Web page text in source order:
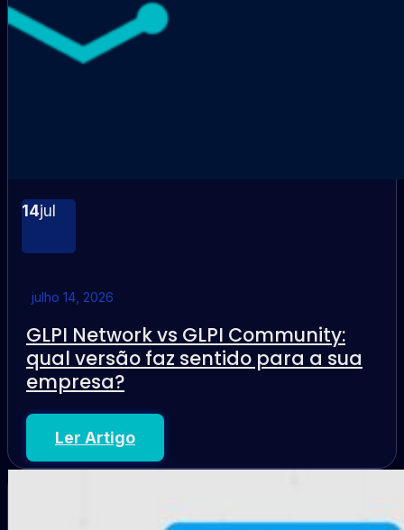
14jul
julho 14, 2026
GLPI Network vs GLPI Community:
qual versão faz sentido para a sua
empresa?
Ler Artigo